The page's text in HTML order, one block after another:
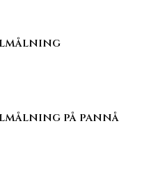
på pannå